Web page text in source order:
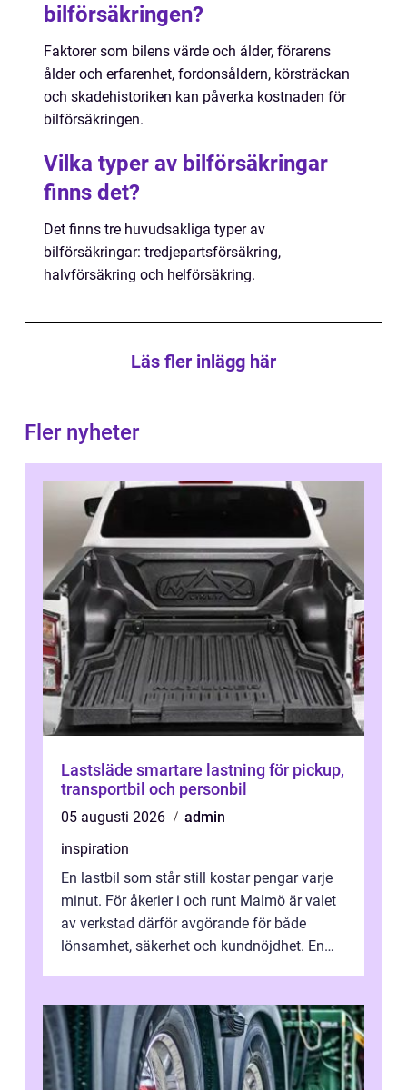
bilförsäkringen?
Faktorer som bilens värde och ålder, förarens
ålder och erfarenhet, fordonsåldern, körsträckan
och skadehistoriken kan påverka kostnaden för
bilförsäkringen.
Vilka typer av bilförsäkringar
finns det?
Det finns tre huvudsakliga typer av
bilförsäkringar: tredjepartsförsäkring,
halvförsäkring och helförsäkring.
Läs fler inlägg här
Fler nyheter
Lastsläde smartare lastning för pickup,
transportbil och personbil
05 augusti 2026
admin
inspiration
En lastbil som står still kostar pengar varje
minut. För åkerier i och runt Malmö är valet
av verkstad därför avgörande för både
lönsamhet, säkerhet och kundnöjdhet. En